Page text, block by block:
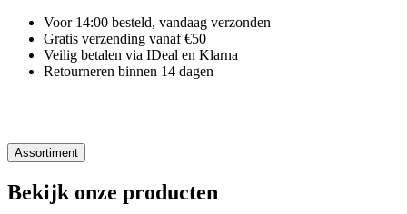
Voor 14:00 besteld, vandaag verzonden
Gratis verzending vanaf €50
Veilig betalen via IDeal en Klarna
Retourneren binnen 14 dagen
Assortiment
Bekijk onze producten